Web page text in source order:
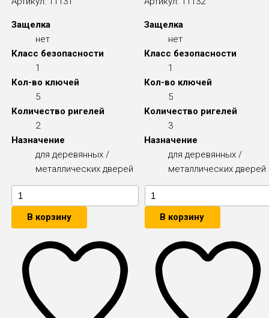
Защелка
нет
Класс безопасности
1
Кол-во ключей
5
Количество ригелей
2
Назначение
для деревянных /
металлических дверей
В корзину
Защелка
нет
Класс безопасности
1
Кол-во ключей
5
Количество ригелей
3
Назначение
для деревянных /
металлических дверей
В корзину